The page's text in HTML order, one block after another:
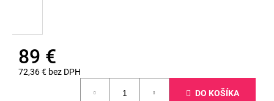
89 €
72,36 € bez DPH
DO KOŠÍKA